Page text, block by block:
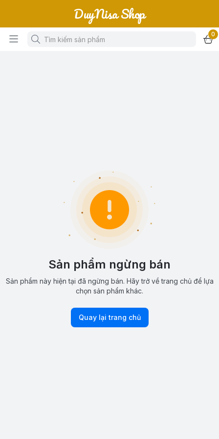
DuyNisa Shop
0
Sản phẩm ngừng bán
Sản phẩm này hiện tại đã ngừng bán. Hãy trở về trang chủ để lựa
chọn sản phẩm khác.
Quay lại trang chủ